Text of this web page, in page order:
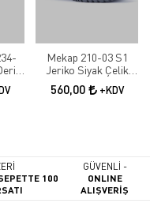
Mekap 210-03 S1
Jeriko Siyak Çelik
Burunlu İş Ayakkabısı
560,00 +KDV
100
GÜVENLİ -
ONLINE
ALIŞVERİŞ